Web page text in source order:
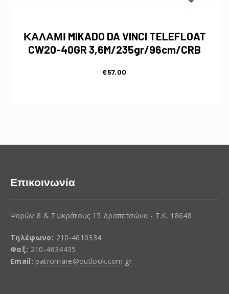
ΚΑΛΑΜΙ MIKADO DA VINCI TELEFLOAT
CW20-40GR 3,6M/235gr/96cm/CRB
€57,00
Επικοινωνία
Ψαρών 8 & Σωκράτους 15 Δραπετσώνα - Τ.Κ. 18648
Τηλέφωνο: 210-4610334
Φαξ: 210-4634435
Email: patromare@outlook.com.gr